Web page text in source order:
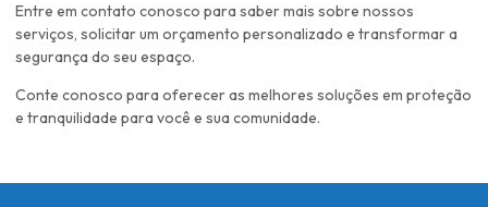
Entre em contato conosco para saber mais sobre nossos
serviços, solicitar um orçamento personalizado e transformar a
segurança do seu espaço.
Conte conosco para oferecer as melhores soluções em proteção
e tranquilidade para você e sua comunidade.